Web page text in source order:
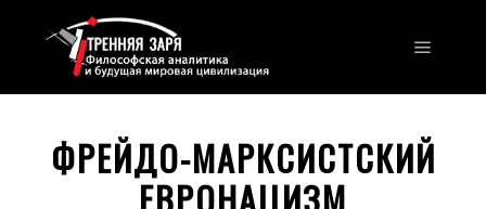
ФРЕЙДО-МАРКСИСТСКИЙ
ЕВРОНАЦИЗМ